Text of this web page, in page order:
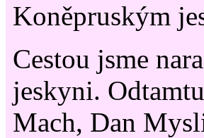
Koněpruským
Cestou jsme
jeskyni.
Mach, Dan